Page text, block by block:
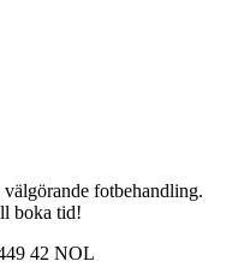
fotbehandling.
boka tid!
42 NOL